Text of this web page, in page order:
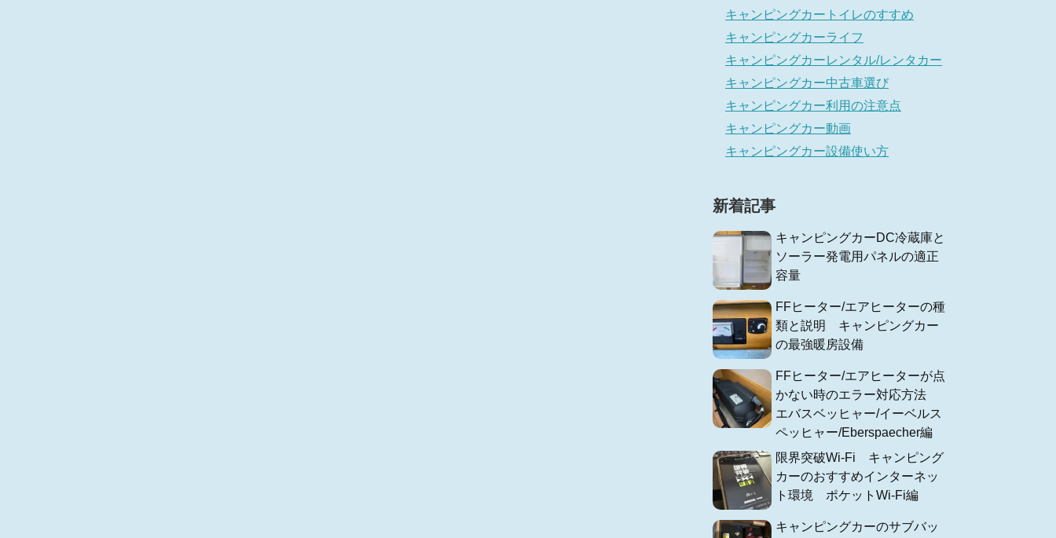
キャンピングカートイレのすすめ
キャンピングカーライフ
キャンピングカーレンタル/レンタカー
キャンピングカー中古車選び
キャンピングカー利用の注意点
キャンピングカー動画
キャンピングカー設備使い方
新着記事
キャンピングカーDC冷蔵庫と
ソーラー発電用パネルの適正
容量
FFヒーター/エアヒーターの種
類と説明 キャンピングカー
の最強暖房設備
FFヒーター/エアヒーターが点
かない時のエラー対応方法
エバスベッヒャー/イーベルス
ペッヒャー/Eberspaecher編
限界突破Wi-Fi キャンピング
カーのおすすめインターネッ
ト環境 ポケットWi-Fi編
キャンピングカーのサブバッ